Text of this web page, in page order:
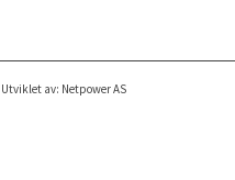
Utviklet av: Netpower AS